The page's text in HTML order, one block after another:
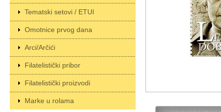
Tematski setovi / ETUI
Omotnice prvog dana
Arci/Arčići
Filatelistički pribor
Filatelistički proizvodi
Marke u rolama